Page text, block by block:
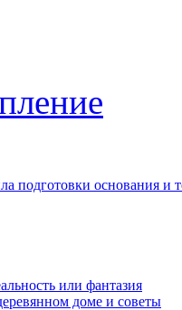
подготовки основания и
или фантазия
доме и советы